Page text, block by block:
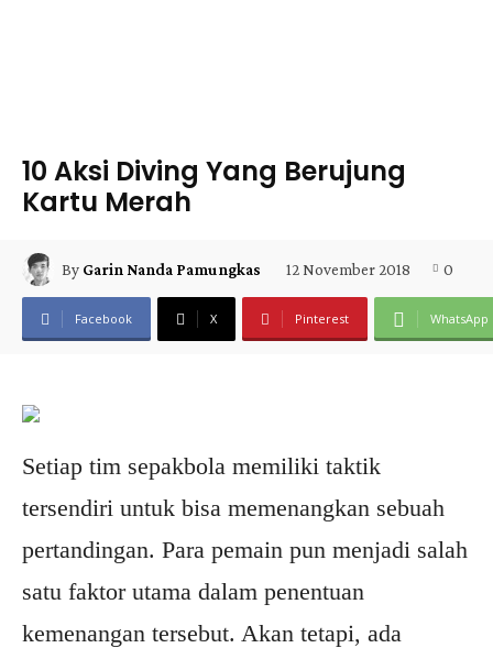
10 Aksi Diving Yang Berujung
Kartu Merah
By Garin Nanda Pamungkas 12 November 2018 0
Facebook X Pinterest WhatsApp
Setiap tim sepakbola memiliki taktik
tersendiri untuk bisa memenangkan sebuah
pertandingan. Para pemain pun menjadi salah
satu faktor utama dalam penentuan
kemenangan tersebut. Akan tetapi, ada